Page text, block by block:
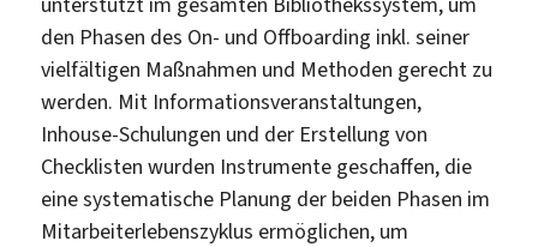
den Phasen des On- und Offboarding inkl. seiner
vielfältigen Maßnahmen und Methoden gerecht zu
werden. Mit Informationsveranstaltungen,
Inhouse-Schulungen und der Erstellung von
Checklisten wurden Instrumente geschaffen, die
eine systematische Planung der beiden Phasen im
Mitarbeiterlebenszyklus ermöglichen, um